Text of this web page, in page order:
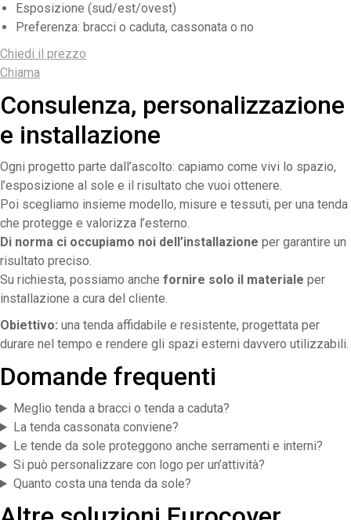
Esposizione (sud/est/ovest)
Preferenza: bracci o caduta, cassonata o no
Chiedi il prezzo
Chiama
Consulenza, personalizzazione
e installazione
Ogni progetto parte dall’ascolto: capiamo come vivi lo spazio,
l’esposizione al sole e il risultato che vuoi ottenere.
Poi scegliamo insieme modello, misure e tessuti, per una tenda
che protegge e valorizza l’esterno.
Di norma ci occupiamo noi dell’installazione per garantire un
risultato preciso.
Su richiesta, possiamo anche fornire solo il materiale per
installazione a cura del cliente.
Obiettivo: una tenda affidabile e resistente, progettata per
durare nel tempo e rendere gli spazi esterni davvero utilizzabili.
Domande frequenti
Meglio tenda a bracci o tenda a caduta?
La tenda cassonata conviene?
Le tende da sole proteggono anche serramenti e interni?
Si può personalizzare con logo per un’attività?
Quanto costa una tenda da sole?